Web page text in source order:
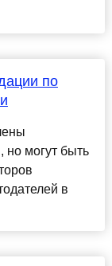
по
но могут быть
в